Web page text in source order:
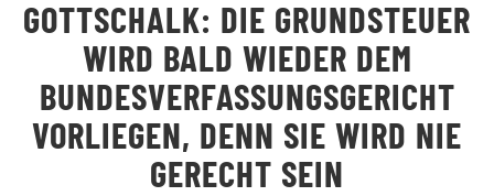
LANDESGRUPPEN
VERANSTALTUNGEN
GOTTSCHALK: DIE GRUNDSTEUER
WIRD BALD WIEDER DEM
BUNDESVERFASSUNGSGERICHT
VORLIEGEN, DENN SIE WIRD NIE
GERECHT SEIN